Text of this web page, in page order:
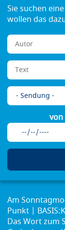
von
Am
Punkt
Das Wort zum